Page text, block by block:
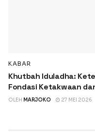
KABAR
Khutbah Iduladha:
Fondasi Ketakwaan
OLEH MARJOKO 27 MEI 2026